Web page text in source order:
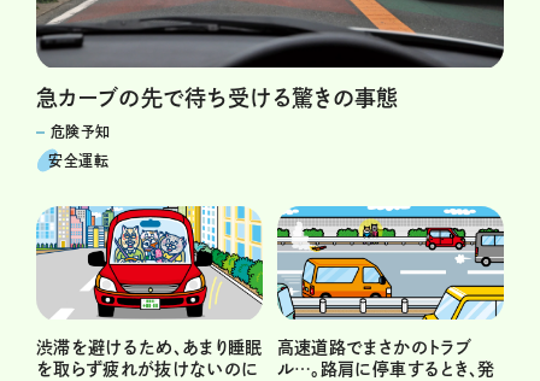
急カーブの先で待ち受ける驚きの事態
危険予知
安全運転
渋滞を避けるため、あまり睡眠
を取らず疲れが抜けないのに
高速道路でまさかのトラブ
ル…。路肩に停車するとき、発